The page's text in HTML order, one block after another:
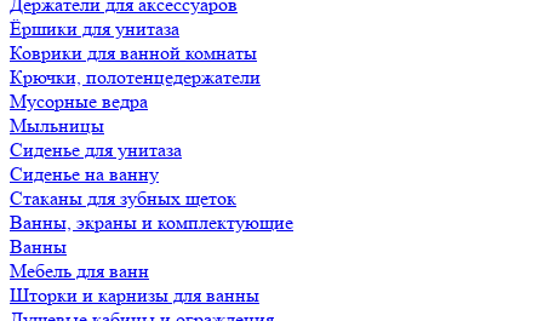
Ёршики для унитаза
Коврики для ванной комнаты
Крючки, полотенцедержатели
Мусорные ведра
Мыльницы
Сиденье для унитаза
Сиденье на ванну
Стаканы для зубных щеток
Ванны, экраны и комплектующие
Ванны
Мебель для ванн
Шторки и карнизы для ванны